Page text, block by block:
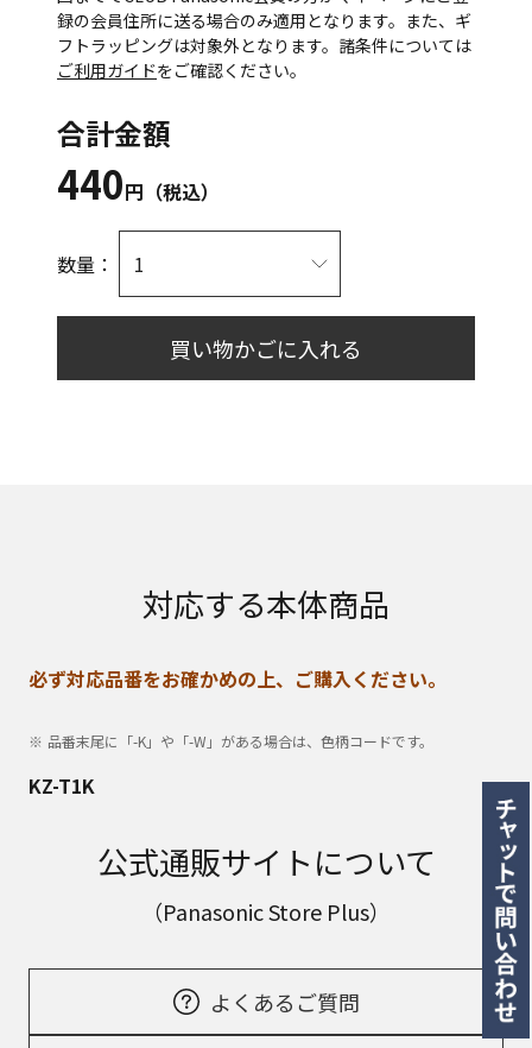
録の会員住所に送る場合のみ適用となります。また、ギ
フトラッピングは対象外となります。諸条件については
ご利用ガイドをご確認ください。
合計金額
440円（税込）
数量：
買い物かごに入れる
対応する本体商品
必ず対応品番をお確かめの上、ご購入ください。
品番末尾に「-K」や「-W」がある場合は、色柄コードです。
KZ-T1K
公式通販サイトについて
（Panasonic Store Plus）
よくあるご質問